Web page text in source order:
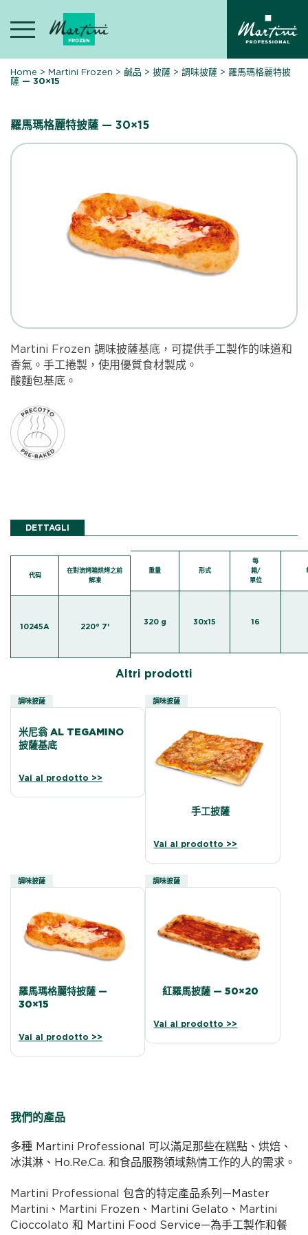
content
Home >Martini Frozen >鹹品 >披薩 >調味披薩 > 羅馬瑪格麗特披
薩 — 30×15
羅馬瑪格麗特披薩 — 30×15
Martini Frozen 調味披薩基底，可提供手工製作的味道和
香氣。手工捲製，使用優質食材製成。
酸麵包基底。
DETTAGLI
代码
在對流烤箱烘烤之前
解凍
10245A 220° 7'
重量 形式
每
箱/
單位
320 g 30x15 16
Altri prodotti
調味披薩
米尼翁 AL TEGAMINO
披薩基底
Vai al prodotto >>
調味披薩
手工披薩
Vai al prodotto >>
調味披薩
羅馬瑪格麗特披薩 —
30×15
Vai al prodotto >>
調味披薩
紅羅馬披薩 — 50×20
Vai al prodotto >>
我們的產品
多種 Martini Professional 可以滿足那些在糕點、烘焙、
冰淇淋、Ho.Re.Ca. 和食品服務領域熱情工作的人的需求。
Martini Professional 包含的特定產品系列—Master
Martini、Martini Frozen、Martini Gelato、Martini
Cioccolato 和 Martini Food Service—為手工製作和餐